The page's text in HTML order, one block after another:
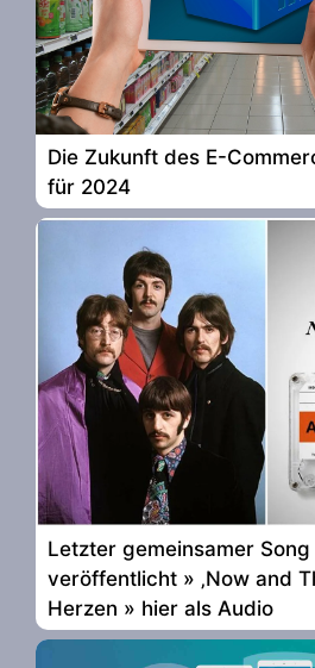
Die Zukunft des E-
für 2024
Letzter gemeinsamer
veröffentlicht » ‚Now and
Herzen » hier als Audio